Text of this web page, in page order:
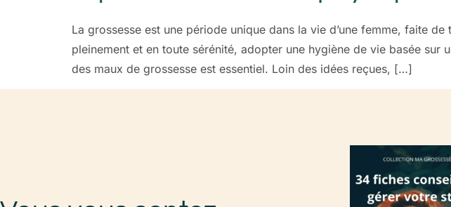
La grossesse est une période unique dans la vie d’une femme, faite
pleinement et en toute sérénité, adopter une hygiène de vie basée
des maux de grossesse est essentiel. Loin des idées reçues, […]